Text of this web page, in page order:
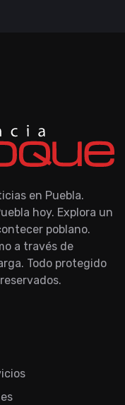
en Puebla.
hoy. Explora un
poblano.
a través de
Todo protegido